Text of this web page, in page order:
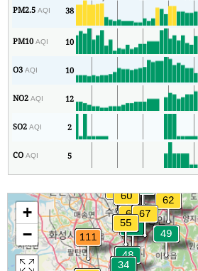
PM2.5AQI 38
PM10AQI 10
O3AQI 10
NO2AQI 12
SO2AQI 2
COAQI 5
+
−